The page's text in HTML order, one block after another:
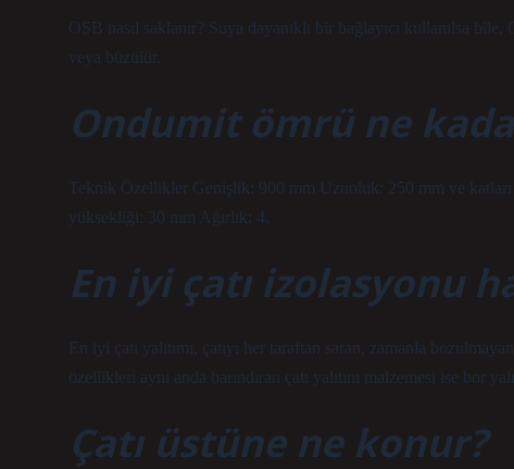
OSB nasıl saklanır? Suya dayanıklı bir bağlayıcı kullanılsa
veya büzülür.
Ondumit ömrü ne
Teknik Özellikler Genişlik: 900 mm Uzunluk: 250 mm ve
yüksekliği: 30 mm Ağırlık: 4.
En iyi çatı izolasyonu
En iyi çatı yalıtımı, çatıyı her taraftan saran, zamanla
özellikleri aynı anda barındıran çatı yalıtım malzemesi ise bor
Çatı üstüne ne konur?